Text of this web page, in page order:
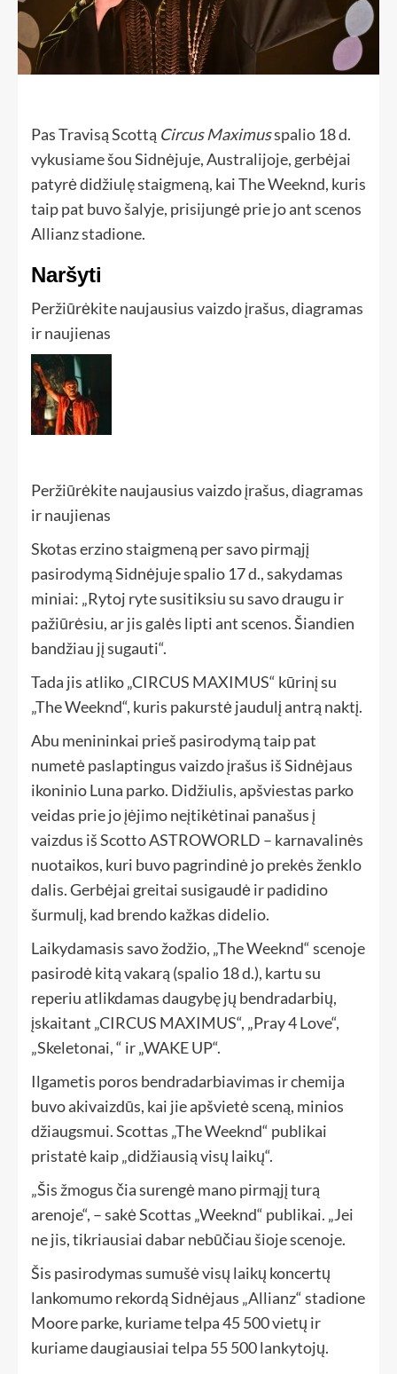
Pas Travisą Scottą Circus Maximusspalio 18 d.
vykusiame šou Sidnėjuje, Australijoje, gerbėjai
patyrė didžiulę staigmeną, kai The Weeknd, kuris
taip pat buvo šalyje, prisijungė prie jo ant scenos
Allianz stadione.
Naršyti
Peržiūrėkite naujausius vaizdo įrašus, diagramas
ir naujienas
Peržiūrėkite naujausius vaizdo įrašus, diagramas
ir naujienas
Skotas erzino staigmeną per savo pirmąjį
pasirodymą Sidnėjuje spalio 17 d., sakydamas
miniai: „Rytoj ryte susitiksiu su savo draugu ir
pažiūrėsiu, ar jis galės lipti ant scenos. Šiandien
bandžiau jį sugauti“.
Tada jis atliko „CIRCUS MAXIMUS“ kūrinį su
„The Weeknd“, kuris pakurstė jaudulį antrą naktį.
Abu menininkai prieš pasirodymą taip pat
numetė paslaptingus vaizdo įrašus iš Sidnėjaus
ikoninio Luna parko. Didžiulis, apšviestas parko
veidas prie jo įėjimo neįtikėtinai panašus į
vaizdus iš Scotto ASTROWORLD – karnavalinės
nuotaikos, kuri buvo pagrindinė jo prekės ženklo
dalis. Gerbėjai greitai susigaudė ir padidino
šurmulį, kad brendo kažkas didelio.
Laikydamasis savo žodžio, „The Weeknd“ scenoje
pasirodė kitą vakarą (spalio 18 d.), kartu su
reperiu atlikdamas daugybę jų bendradarbių,
įskaitant „CIRCUS MAXIMUS“, „Pray 4 Love“,
„Skeletonai, “ ir „WAKE UP“.
Ilgametis poros bendradarbiavimas ir chemija
buvo akivaizdūs, kai jie apšvietė sceną, minios
džiaugsmui. Scottas „The Weeknd“ publikai
pristatė kaip „didžiausią visų laikų“.
„Šis žmogus čia surengė mano pirmąjį turą
arenoje“, – sakė Scottas „Weeknd“ publikai. „Jei
ne jis, tikriausiai dabar nebūčiau šioje scenoje.
Šis pasirodymas sumušė visų laikų koncertų
lankomumo rekordą Sidnėjaus „Allianz“ stadione
Moore parke, kuriame telpa 45 500 vietų ir
kuriame daugiausiai telpa 55 500 lankytojų.